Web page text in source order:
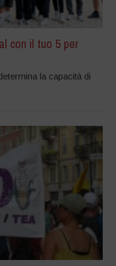
con il tuo 5 per
la capacità di